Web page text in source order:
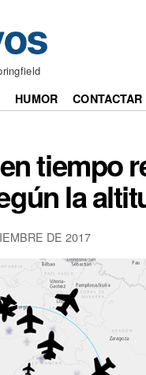
HUMOR CONTACTAR
tiempo
la
DE 2017